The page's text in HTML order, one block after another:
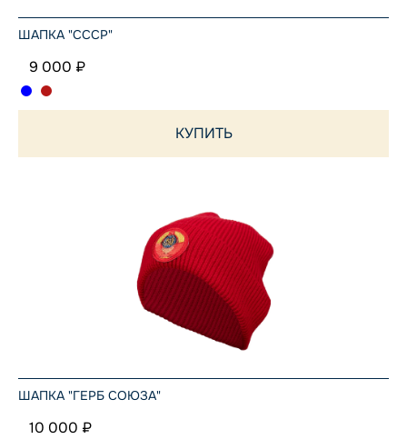
ШАПКА "СССР"
9 000 ₽
КУПИТЬ
ШАПКА "ГЕРБ СОЮЗА"
10 000 ₽